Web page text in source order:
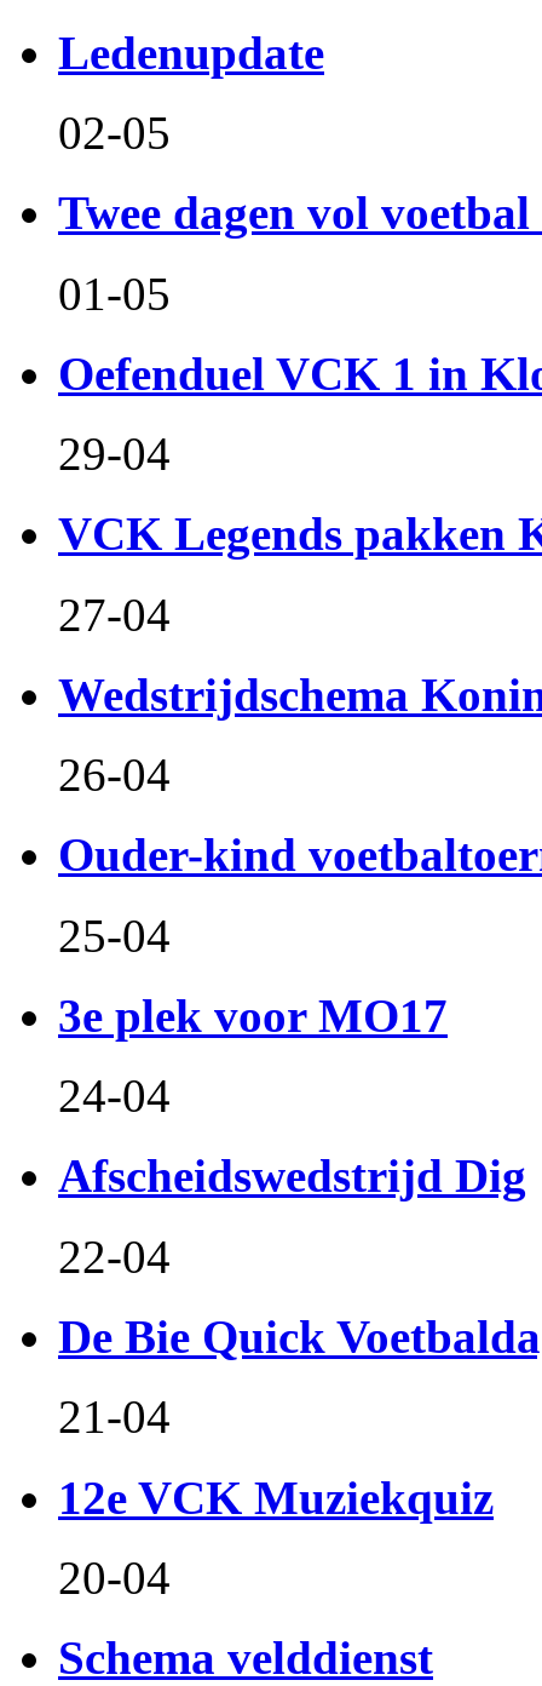
Ledenupdate
02-05
Twee dagen vol
01-05
Oefenduel VCK 1 in
29-04
VCK Legends pakken
27-04
Wedstrijdschema
26-04
Ouder-kind
25-04
3e plek voor MO17
24-04
Afscheidswedstrijd Dig
22-04
De Bie Quick
21-04
12e VCK Muziekquiz
20-04
Schema velddienst